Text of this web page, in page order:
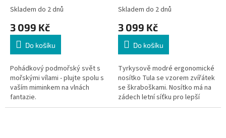
Skladem do 2 dnů
3 099 Kč
Do košíku
Pohádkový podmořský svět s
mořskými vílami - plujte spolu s
vaším miminkem na vlnách
fantazie.
Skladem do 2 dnů
3 099 Kč
Do košíku
Tyrkysově modré ergonomické
nosítko Tula se vzorem zvířátek
se škraboškami. Nosítko má na
zádech letní síťku pro lepší
cirkulaci vzduchu.